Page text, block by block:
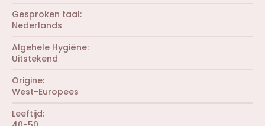
r
ee
r
e
Gesproken taal
Nederlands
Algehele Hygiëne
Uitstekend
Origine
West-Europees
Leeftijd